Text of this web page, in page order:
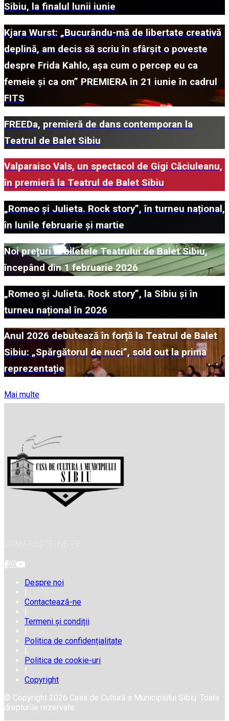
Sibiu, la finalul lunii iunie
Kjara Wurst: „Bucurându-mă de libertate creativă
deplină, am decis să scriu în sfârșit o poveste
despre Frida Kahlo, așa cum o percep eu ca
femeie și ca om” PREMIERA în 21 iunie în cadrul
FITS
FREEDa, premieră de dans contemporan la
Teatrul de Balet Sibiu
Valparaiso Vals, un spectacol de Gigi Căciuleanu,
în premieră la Teatrul de Balet Sibiu
„Romeo și Julieta. Rock story”, în turneu național,
în lunile februarie și martie
Noi prețuri la biletele Teatrului de Balet Sibiu,
începând din 1 februarie 2026
„Romeo și Julieta. Rock story”, la Sibiu și în
turneu național în 2026
Anul 2026 debutează în forță la Teatrul de Balet
Sibiu: „Spărgătorul de nuci”, sold out la prima
reprezentație
Mai multe
URMĂREȘTE-NE PE
Despre noi
|
Contactează-ne
|
Termeni și condiții
|
Politica de confidențialitate
|
Politica de cookie-uri
|
Copyright
© Copyright 2026 Casa de Cultură a Municipiului Sibiu. Toate
drepturile rezervate